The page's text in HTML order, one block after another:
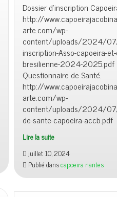
Dossier d’inscription
http://
arte.com/wp-
content/uploads/2024/
inscription-Asso-capoeira-
bresilienne-2024-2025.pdf
Questionnaire de Santé.
http://
arte.com/wp-
content/uploads/2024/
de-sante-capoeira-accb.pdf
Lire la suite
juillet 10, 2024
Publié danscapoeira nantes